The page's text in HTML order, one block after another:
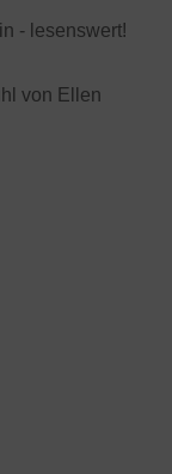
- lesenswert!
von Ellen